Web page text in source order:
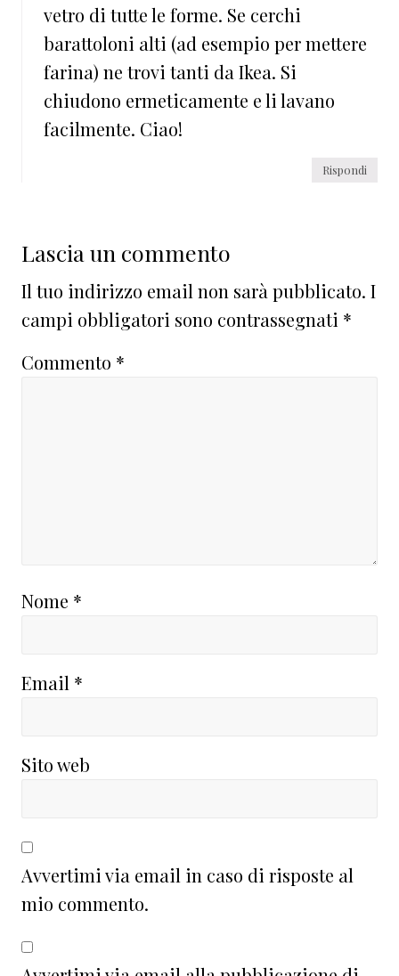
vetro di tutte le forme. Se cerchi
barattoloni alti (ad esempio per mettere
farina) ne trovi tanti da Ikea. Si
chiudono ermeticamente e li lavano
facilmente. Ciao!
Rispondi
Lascia un commento
Il tuo indirizzo email non sarà pubblicato. I
campi obbligatori sono contrassegnati *
Commento *
Nome *
Email *
Sito web
Avvertimi via email in caso di risposte al
mio commento.